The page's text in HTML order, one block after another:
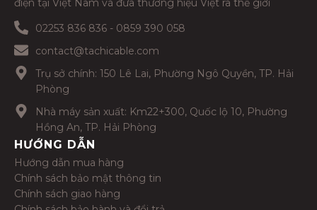
02253 836 836 - 0859 390 058
contact@tachicable.com
Trụ sở chính: 150 Lê Lai, Phường Ngô Quyền, TP. Hải
Phòng
Nhà máy sản xuất: Km22+300, Quốc lộ 10, Phường
Hồng An, TP. Hải Phòng
HƯỚNG DẪN
Hướng dẫn mua hàng
Chính sách bảo mật thông tin
Chính sách giao hàng